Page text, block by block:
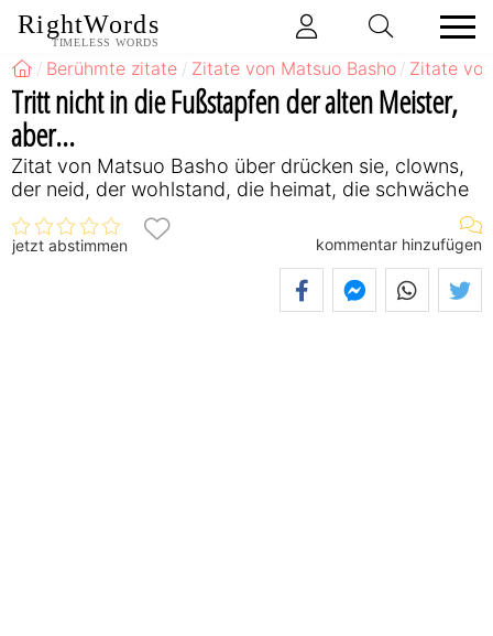
RightWords
TIMELESS WORDS
Berühmte zitate Zitate von Matsuo Basho Zitate
Tritt nicht in die Fußstapfen der alten Meister,
aber...
Zitat von Matsuo Basho über drücken sie, clowns,
der neid, der wohlstand, die heimat, die schwäche
jetzt abstimmen kommentar hinzufügen